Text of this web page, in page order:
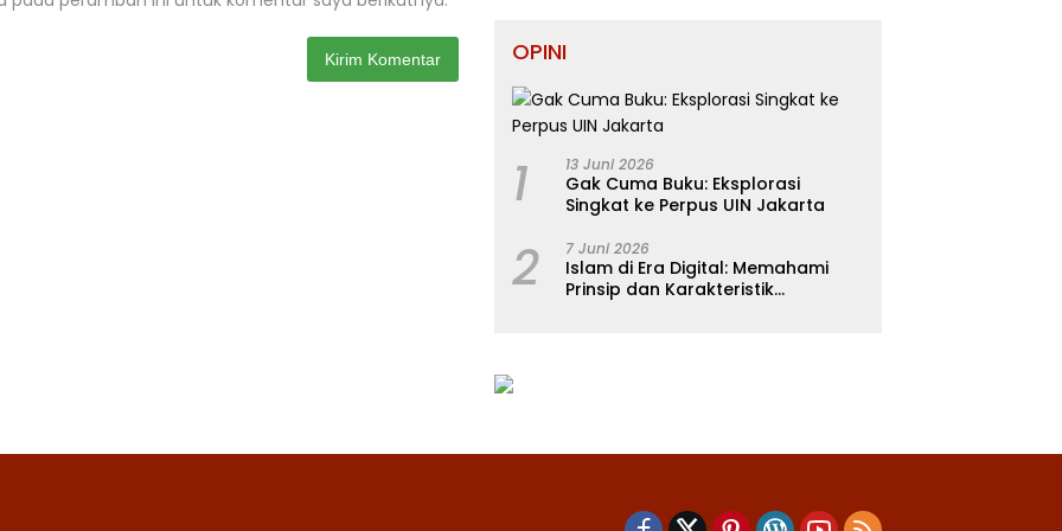
OPINI
1 13 Juni 2026
Gak Cuma Buku: Eksplorasi
Singkat ke Perpus UIN Jakarta
2 7 Juni 2026
Islam di Era Digital: Memahami
Prinsip dan Karakteristik